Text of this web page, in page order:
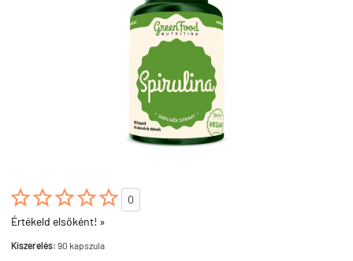

0
Értékeld elsőként! »
Kiszerelés: 90 kapszula